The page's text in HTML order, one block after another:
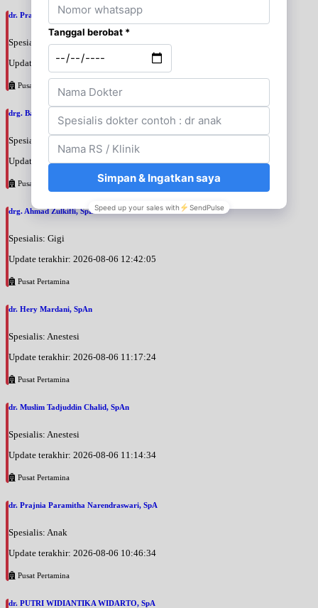
dr. Prasastha Adhistana, SpBPRE
Spesialis: Bedah Plastik
Update terakhir: 2026-08-06 13:29:56
Pusat Pertamina
drg. Bayu Rahadian, SpBM
Spesialis: Gigi
Update terakhir: 2026-08-06 13:24:33
Pusat Pertamina
drg. Ahmad Zulkifli, SpBM
Spesialis: Gigi
Update terakhir: 2026-08-06 12:42:05
Pusat Pertamina
dr. Hery Mardani, SpAn
Spesialis: Anestesi
Update terakhir: 2026-08-06 11:17:24
Pusat Pertamina
dr. Muslim Tadjuddin Chalid, SpAn
Spesialis: Anestesi
Update terakhir: 2026-08-06 11:14:34
Pusat Pertamina
dr. Prajnia Paramitha Narendraswari, SpA
Spesialis: Anak
Update terakhir: 2026-08-06 10:46:34
Pusat Pertamina
dr. PUTRI WIDIANTIKA WIDARTO, SpA